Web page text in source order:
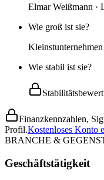
Elmar Weißmann ·
Wie groß ist sie?
Kleinstunternehmen
Wie stabil ist sie?
Finanzkennzahlen,
Profil.Kostenloses Konto
BRANCHE &
Geschäftstätigkeit